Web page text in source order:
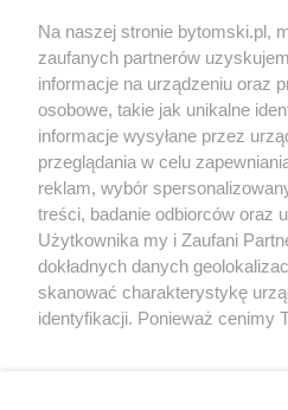
Wydawca mediów lokalnych
Nie zapomnij
zapoznać się z:
polityką prywatności
Twojemiasto
Piekary Śląskie
Chorzów
Tarnowskie Góry
Na naszej stronie bytomski.pl,
zaufanych partnerów
informacje na urządzeniu oraz
osobowe, takie jak unikalne
informacje wysyłane przez
przeglądania w celu
reklam, wybór
treści, badanie odbiorców oraz
Użytkownika my i Zaufani
dokładnych danych
skanować charakterystykę
identyfikacji. Ponieważ cenimy